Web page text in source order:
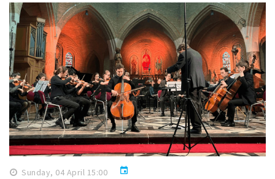
Sunday, 04 April 15:00 event